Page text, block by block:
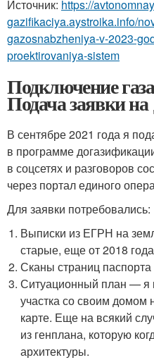
Источник: https://
gazifikaciya.aystroika.info/
gazosnabzheniya-v-2023-
proektirovaniya-sistem
Подключение
Подача заявки
В сентябре 2021 года я
в программе
в соцсетях и разговоров
через портал единого
Для заявки потребовались:
Выписки из ЕГРН на
старые, еще от 2018
Сканы страниц
Ситуационный план — я
участка со своим домом
карте. Еще на всякий
из генплана, которую
архитектуры.